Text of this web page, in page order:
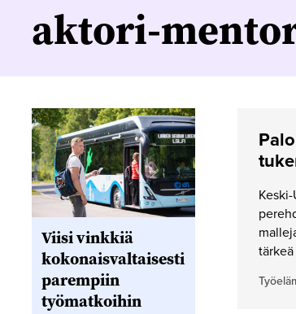
aktori-
Viisi vinkkiä
kokonaisvaltaisesti
parempiin
työmatkoihin